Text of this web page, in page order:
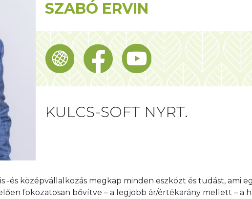
SZABÓ ERVIN
KULCS-SOFT NYRT.
-és középvállalkozás megkap minden eszközt és tudást, ami
fokozatosan bővítve – a legjobb ár/értékarány mellett – a